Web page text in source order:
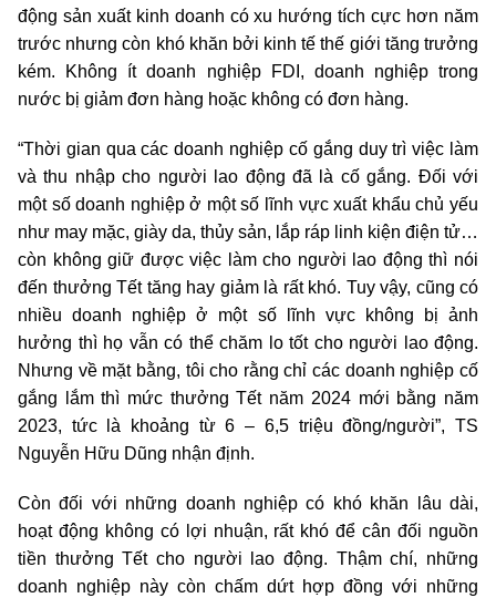
động sản xuất kinh doanh có xu hướng tích cực hơn năm
trước nhưng còn khó khăn bởi kinh tế thế giới tăng trưởng
kém. Không ít doanh nghiệp FDI, doanh nghiệp trong
nước bị giảm đơn hàng hoặc không có đơn hàng.
“Thời gian qua các doanh nghiệp cố gắng duy trì việc làm
và thu nhập cho người lao động đã là cố gắng. Đối với
một số doanh nghiệp ở một số lĩnh vực xuất khẩu chủ yếu
như may mặc, giày da, thủy sản, lắp ráp linh kiện điện tử…
còn không giữ được việc làm cho người lao động thì nói
đến thưởng Tết tăng hay giảm là rất khó. Tuy vậy, cũng có
nhiều doanh nghiệp ở một số lĩnh vực không bị ảnh
hưởng thì họ vẫn có thể chăm lo tốt cho người lao động.
Nhưng về mặt bằng, tôi cho rằng chỉ các doanh nghiệp cố
gắng lắm thì mức thưởng Tết năm 2024 mới bằng năm
2023, tức là khoảng từ 6 – 6,5 triệu đồng/người”, TS
Nguyễn Hữu Dũng nhận định.
Còn đối với những doanh nghiệp có khó khăn lâu dài,
hoạt động không có lợi nhuận, rất khó để cân đối nguồn
tiền thưởng Tết cho người lao động. Thậm chí, những
doanh nghiệp này còn chấm dứt hợp đồng với những